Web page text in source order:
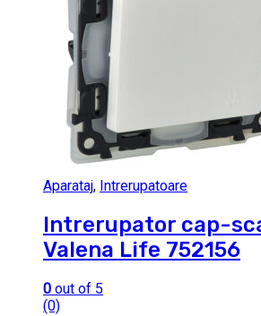
Aparataj, Intrerupatoare
Intrerupator cap-
Valena Life 752156
0 out of 5
(0)